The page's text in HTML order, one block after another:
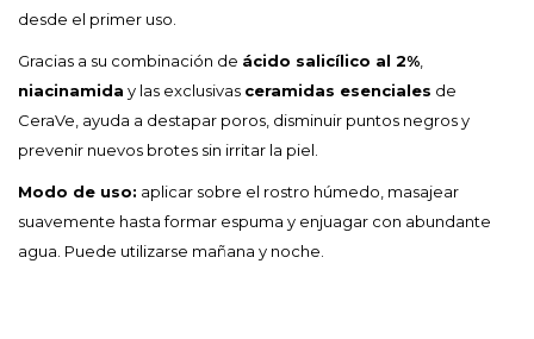
desde el primer uso.
Gracias a su combinación de ácido salicílico al 2%
niacinamida y las exclusivas ceramidas esenciales de
CeraVe, ayuda a destapar poros, disminuir puntos negros y
prevenir nuevos brotes sin irritar la piel.
Modo de uso: aplicar sobre el rostro húmedo, masajear
suavemente hasta formar espuma y enjuagar con abundante
agua. Puede utilizarse mañana y noche.